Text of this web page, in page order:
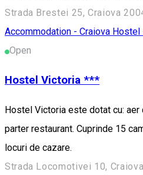
Strada Brestei 25, Craiova
Accommodation - Craiova Hostel
Open
Hostel Victoria ***
Hostel Victoria este dotat cu: aer
parter restaurant. Cuprinde 15
locuri de cazare.
Strada Locomotivei 10,